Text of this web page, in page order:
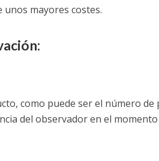
mayores costes.
como puede ser el número
del observador en el